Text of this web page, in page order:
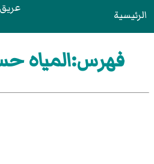
الرئيسية عريق
فهرس:المياه